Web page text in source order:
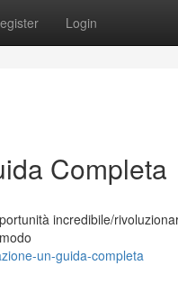
Login
Completa
incredibile/
un-guida-completa